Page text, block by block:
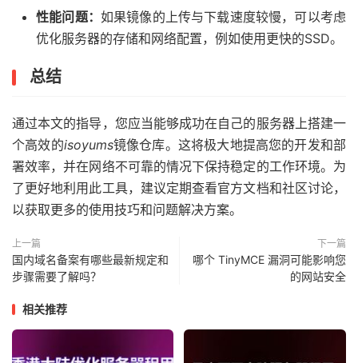
性能问题： 如果镜像的上传与下载速度较慢，可以考虑
优化服务器的存储和网络配置，例如使用更快的SSD。
总结
通过本文的指导，您应当能够成功在自己的服务器上搭建一
个高效的isoyums镜像仓库。这将极大地提高您的开发和部
署效率，并在网络不可靠的情况下保持稳定的工作环境。为
了更好地利用此工具，建议定期查看官方文档和社区讨论，
以获取更多的使用技巧和问题解决方案。
上一篇
国内域名备案有哪些最新规定和
步骤需要了解吗？
下一篇
哪个 TinyMCE 漏洞可能影响您
的网站安全
相关推荐